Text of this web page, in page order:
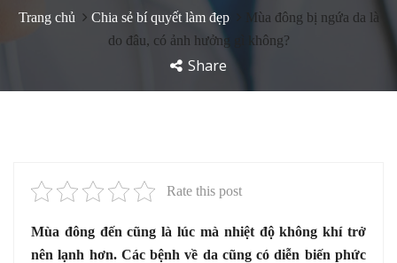
Trang chủ Chia sẻ bí quyết làm đẹp
Mùa đông bị ngứa da là
do đâu, có ảnh hưởng gì không?
Share
Rate this post
Mùa đông đến cũng là lúc mà nhiệt độ không khí trở
nên lạnh hơn. Các bệnh về da cũng có diễn biến phức